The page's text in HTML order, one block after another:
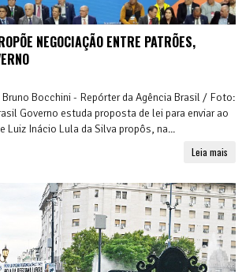
NEGOCIAÇÃO ENTRE PATRÕES,
Bocchini - Repórter da Agência Brasil / Foto:
Governo estuda proposta de lei para enviar ao
Luiz Inácio Lula da Silva propôs, na...
Leia mais